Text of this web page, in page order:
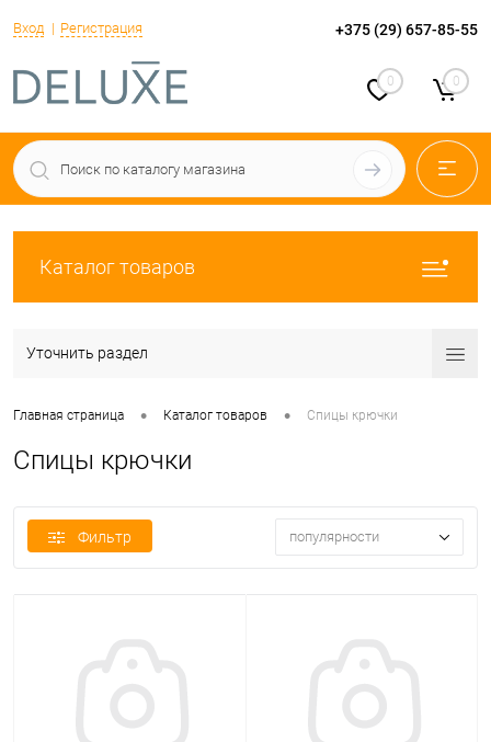
Вход Регистрация +375 (29) 657-85-55
0 0
Каталог товаров
Уточнить раздел
Главная страница • Каталог товаров • Спицы крючки
Спицы крючки
Фильтр популярности